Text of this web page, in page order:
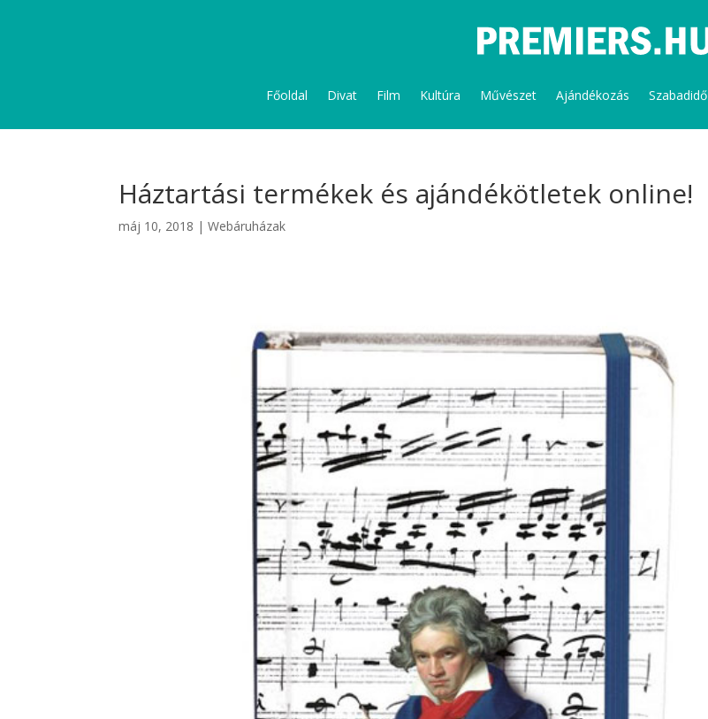
Főoldal Divat Film Kultúra Művészet Ajándékozás Szabadidő
Háztartási termékek és ajándékötletek online!
máj 10, 2018 |Webáruházak